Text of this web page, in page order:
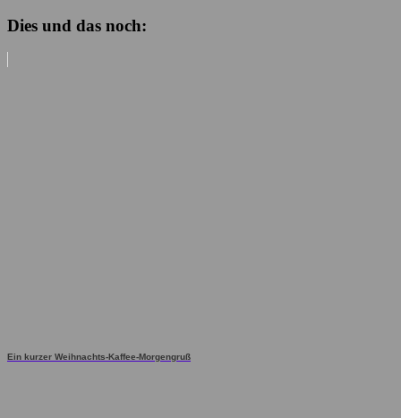
Dies und das noch:
Ein kurzer Weihnachts-Kaffee-Morgengruß